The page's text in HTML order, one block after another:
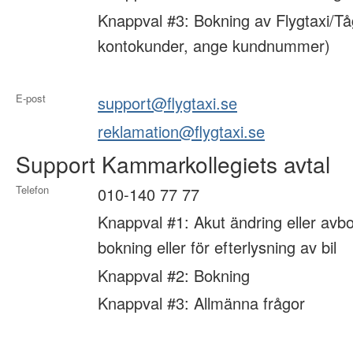
Knappval #3: Bokning av Flygtaxi/
kontokunder, ange kundnummer)
E-post
support@flygtaxi.se
reklamation@flygtaxi.se
Support Kammarkollegiets avtal
Telefon
010-140 77 77
Knappval #1: Akut ändring eller
bokning eller för efterlysning av bil
Knappval #2: Bokning
Knappval #3: Allmänna frågor